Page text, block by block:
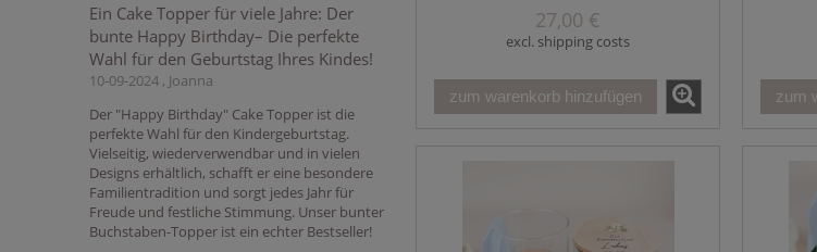
Ein Cake Topper für viele Jahre: Der
bunte Happy Birthday– Die perfekte
Wahl für den Geburtstag Ihres Kindes!
10-09-2024 , Joanna
Der "Happy Birthday" Cake Topper ist die
perfekte Wahl für den Kindergeburtstag.
Vielseitig, wiederverwendbar und in vielen
Designs erhältlich, schafft er eine besondere
Familientradition und sorgt jedes Jahr für
Freude und festliche Stimmung. Unser bunter
Buchstaben-Topper ist ein echter Bestseller!
27,00 €
excl. shipping costs
zum warenkorb hinzufügen zum